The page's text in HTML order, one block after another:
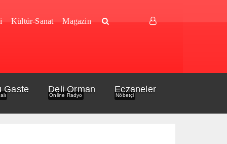
Kültür-Sanat Magazin
Gaste Deli Orman
Online Radyo
Eczaneler
Nöbetçi